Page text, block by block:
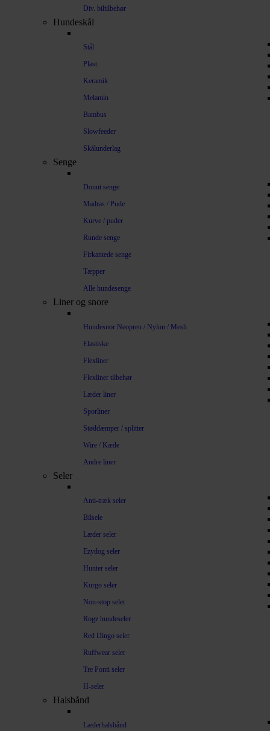
Div. biltilbehør
Hundeskål
Stål
Plast
Keramik
Melamin
Bambus
Slowfeeder
Skålunderlag
Senge
Donut senge
Madras / Pude
Kurve / puder
Runde senge
Firkantede senge
Tæpper
Alle hundesenge
Liner og snore
Hundesnor Neopren / Nylon / Mesh
Elastiske
Flexliner
Flexliner tilbehør
Læder liner
Sporliner
Støddæmper / splitter
Wire / Kæde
Andre liner
Seler
Anti-træk seler
Bilsele
Læder seler
Ezydog seler
Hunter seler
Kurgo seler
Non-stop seler
Rogz hundeseler
Red Dingo seler
Ruffwear seler
Tre Ponti seler
H-seler
Halsbånd
Læderhalsbånd